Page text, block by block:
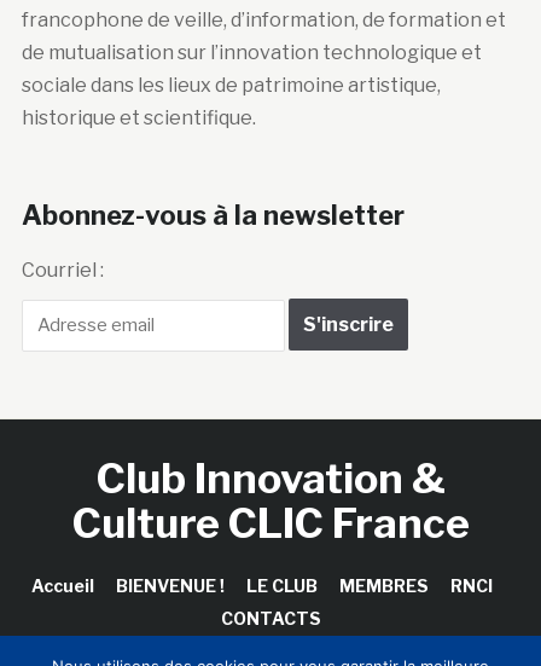
francophone de veille, d’information, de formation et
de mutualisation sur l’innovation technologique et
sociale dans les lieux de patrimoine artistique,
historique et scientifique.
Abonnez-vous à la newsletter
Courriel :
Club Innovation &
Culture CLIC France
Accueil BIENVENUE ! LE CLUB MEMBRES
RNCI
CONTACTS